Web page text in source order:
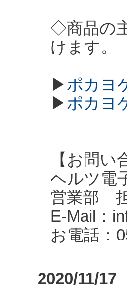
◇商品の
けます。
▶ポカヨ
▶ポカヨ
【お問い
ヘルツ電
営業部
E-Mail：
お電話：
2020/11/17